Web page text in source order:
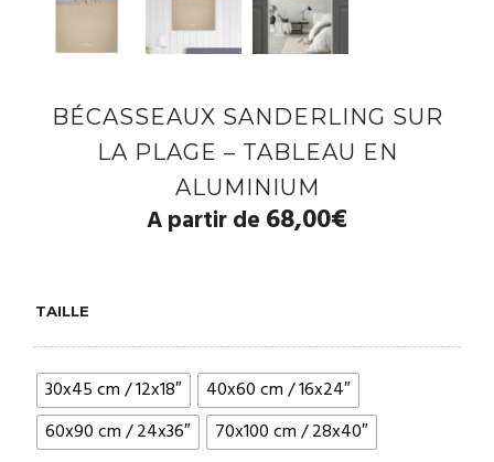
BÉCASSEAUX SANDERLING SUR
LA PLAGE – TABLEAU EN
ALUMINIUM
A partir de 68,00€
TAILLE
30x45 cm / 12x18″
40x60 cm / 16x24″
60x90 cm / 24x36″
70x100 cm / 28x40″